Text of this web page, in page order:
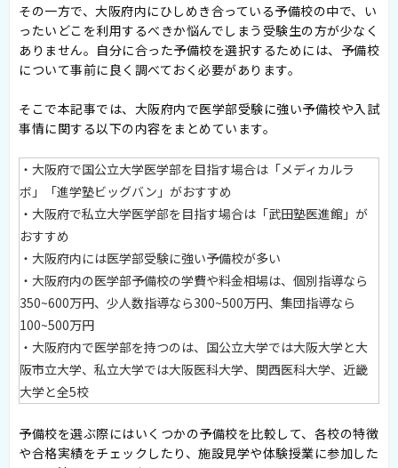
その一方で、大阪府内にひしめき合っている予備校の中で、い
ったいどこを利用するべきか悩んでしまう受験生の方が少なく
ありません。自分に合った予備校を選択するためには、予備校
について事前に良く調べておく必要があります。
そこで本記事では、大阪府内で医学部受験に強い予備校や入試
事情に関する以下の内容をまとめています。
・大阪府で国公立大学医学部を目指す場合は「メディカルラ
ボ」「進学塾ビッグバン」がおすすめ
・大阪府で私立大学医学部を目指す場合は「武田塾医進館」が
おすすめ
・大阪府内には医学部受験に強い予備校が多い
・大阪府内の医学部予備校の学費や料金相場は、個別指導なら
350~600万円、少人数指導なら300~500万円、集団指導なら
100~500万円
・大阪府内で医学部を持つのは、国公立大学では大阪大学と大
阪市立大学、私立大学では大阪医科大学、関西医科大学、近畿
大学と全5校
予備校を選ぶ際にはいくつかの予備校を比較して、各校の特徴
や合格実績をチェックしたり、施設見学や体験授業に参加した